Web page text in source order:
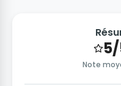
Note